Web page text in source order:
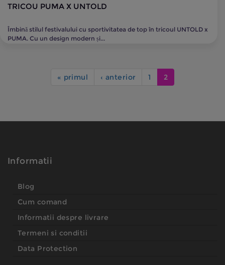
TRICOU PUMA X UNTOLD
Îmbină stilul festivalului cu sportivitatea de top în tricoul UNTOLD x
PUMA. Cu un design modern și...
« primul ‹ anterior 1 2
Informatii
Blog
Cum comand
Informatii despre livrare
Termeni si conditii
Data Protection